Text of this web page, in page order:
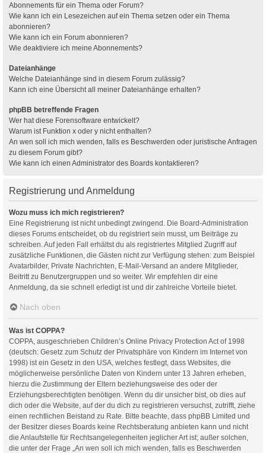
Abonnements für ein Thema oder Forum?
Wie kann ich ein Lesezeichen auf ein Thema setzen oder ein Thema
abonnieren?
Wie kann ich ein Forum abonnieren?
Wie deaktiviere ich meine Abonnements?
Dateianhänge
Welche Dateianhänge sind in diesem Forum zulässig?
Kann ich eine Übersicht all meiner Dateianhänge erhalten?
phpBB betreffende Fragen
Wer hat diese Forensoftware entwickelt?
Warum ist Funktion x oder y nicht enthalten?
An wen soll ich mich wenden, falls es Beschwerden oder juristische Anfragen
zu diesem Forum gibt?
Wie kann ich einen Administrator des Boards kontaktieren?
Registrierung und Anmeldung
Wozu muss ich mich registrieren?
Eine Registrierung ist nicht unbedingt zwingend. Die Board-Administration
dieses Forums entscheidet, ob du registriert sein musst, um Beiträge zu
schreiben. Auf jeden Fall erhältst du als registriertes Mitglied Zugriff auf
zusätzliche Funktionen, die Gästen nicht zur Verfügung stehen: zum Beispiel
Avatarbilder, Private Nachrichten, E-Mail-Versand an andere Mitglieder,
Beitritt zu Benutzergruppen und so weiter. Wir empfehlen dir eine
Anmeldung, da sie schnell erledigt ist und dir zahlreiche Vorteile bietet.
Nach oben
Was ist COPPA?
COPPA, ausgeschrieben Children’s Online Privacy Protection Act of 1998
(deutsch: Gesetz zum Schutz der Privatsphäre von Kindern im Internet von
1998) ist ein Gesetz in den USA, welches festlegt, dass Websites, die
möglicherweise persönliche Daten von Kindern unter 13 Jahren erheben,
hierzu die Zustimmung der Eltern beziehungsweise des oder der
Erziehungsberechtigten benötigen. Wenn du dir unsicher bist, ob dies auf
dich oder die Website, auf der du dich zu registrieren versuchst, zutrifft, ziehe
einen rechtlichen Beistand zu Rate. Bitte beachte, dass phpBB Limited und
der Besitzer dieses Boards keine Rechtsberatung anbieten kann und nicht
die Anlaufstelle für Rechtsangelegenheiten jeglicher Art ist; außer solchen,
die unter der Frage „An wen soll ich mich wenden, falls es Beschwerden